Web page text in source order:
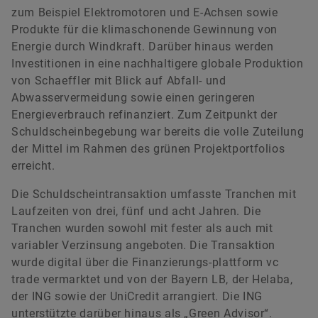
Renata Casaro
Leiterin Investor Relations
Schaeffler AG
Herzogenaurach
+49 9132 82-4440
ir@schaeffler.com
zum Beispiel Elektromotoren und E-Achsen sowie
Produkte für die klimaschonende Gewinnung von
Energie durch Windkraft. Darüber hinaus werden
Investitionen in eine nachhaltigere globale Produktion
von Schaeffler mit Blick auf Abfall- und
Abwasservermeidung sowie einen geringeren
Energieverbrauch refinanziert. Zum Zeitpunkt der
Schuldscheinbegebung war bereits die volle Zuteilung
der Mittel im Rahmen des grünen Projektportfolios
erreicht.
Die Schuldscheintransaktion umfasste Tranchen mit
Laufzeiten von drei, fünf und acht Jahren. Die
Tranchen wurden sowohl mit fester als auch mit
variabler Verzinsung angeboten. Die Transaktion
wurde digital über die Finanzierungs-plattform vc
trade vermarktet und von der Bayern LB, der Helaba,
der ING sowie der UniCredit arrangiert. Die ING
unterstützte darüber hinaus als „Green Advisor“.